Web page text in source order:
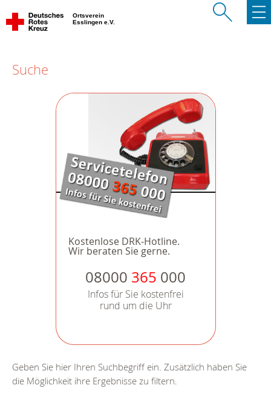
Ortsverein
Esslingen e.V.
Suche
Kostenlose DRK-Hotline.
Wir beraten Sie gerne.
08000 365 000
Infos für Sie kostenfrei
rund um die Uhr
Geben Sie hier Ihren Suchbegriff ein. Zusätzlich haben Sie
die Möglichkeit ihre Ergebnisse zu filtern.